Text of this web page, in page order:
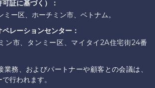
証に基づく）：
ー区、ホーチミン市、ベトナム。
レーションセンター：
ン市、タンミー区、マイタイ2A住宅街24番
業務、およびパートナーや顧客との会議は、
行われます。